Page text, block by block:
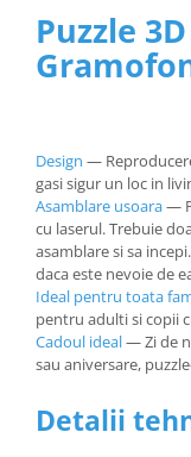
Puzzle
Design —
gasi sigur un loc in
Asamblare usoara—
cu laserul. Trebuie
asamblare si sa
daca este nevoie de
Ideal pentru toata
pentru adulti si copii
Cadoul ideal— Zi de
sau aniversare,
Detalii